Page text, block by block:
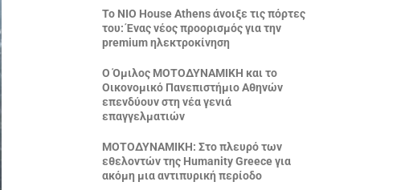
Το NIO House Athens άνοιξε τις πόρτες
του: Ένας νέος προορισμός για την
premium ηλεκτροκίνηση
Ο Όμιλος ΜΟΤΟΔΥΝΑΜΙΚΗ και το
Οικονομικό Πανεπιστήμιο Αθηνών
επενδύουν στη νέα γενιά
επαγγελματιών
ΜΟΤΟΔΥΝΑΜΙΚΗ: Στο πλευρό των
εθελοντών της Humanity Greece για
ακόμη μια αντιπυρική περίοδο